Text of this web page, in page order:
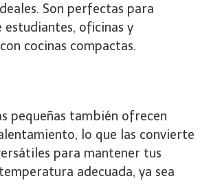
Son perfectas para
oficinas y
cocinas compactas.
pequeñas también ofrecen
lo que las convierte
para mantener tus
adecuada, ya sea